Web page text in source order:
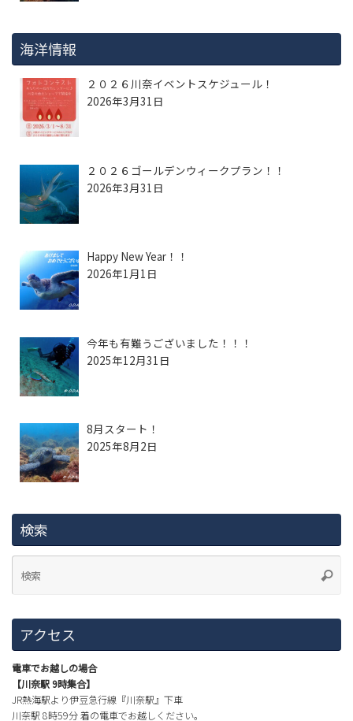
海洋情報
２０２６川奈イベントスケジュール！
2026年3月31日
２０２６ゴールデンウィークプラン！！
2026年3月31日
Happy New Year！！
2026年1月1日
今年も有難うございました！！！
2025年12月31日
8月スタート！
2025年8月2日
検索
アクセス
電車でお越しの場合
【川奈駅 9時集合】
JR熱海駅より伊豆急行線『川奈駅』下車
川奈駅 8時59分 着の電車でお越しください。